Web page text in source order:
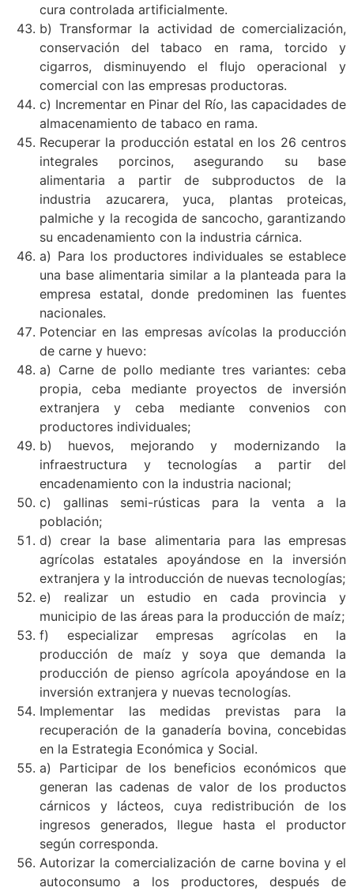
cura controlada artificialmente.
b) Transformar la actividad de comercialización,
conservación del tabaco en rama, torcido y
cigarros, disminuyendo el flujo operacional y
comercial con las empresas productoras.
c) Incrementar en Pinar del Río, las capacidades de
almacenamiento de tabaco en rama.
Recuperar la producción estatal en los 26 centros
integrales porcinos, asegurando su base
alimentaria a partir de subproductos de la
industria azucarera, yuca, plantas proteicas,
palmiche y la recogida de sancocho, garantizando
su encadenamiento con la industria cárnica.
a) Para los productores individuales se establece
una base alimentaria similar a la planteada para la
empresa estatal, donde predominen las fuentes
nacionales.
Potenciar en las empresas avícolas la producción
de carne y huevo:
a) Carne de pollo mediante tres variantes: ceba
propia, ceba mediante proyectos de inversión
extranjera y ceba mediante convenios con
productores individuales;
b) huevos, mejorando y modernizando la
infraestructura y tecnologías a partir del
encadenamiento con la industria nacional;
c) gallinas semi-rústicas para la venta a la
población;
d) crear la base alimentaria para las empresas
agrícolas estatales apoyándose en la inversión
extranjera y la introducción de nuevas tecnologías;
e) realizar un estudio en cada provincia y
municipio de las áreas para la producción de maíz;
f) especializar empresas agrícolas en la
producción de maíz y soya que demanda la
producción de pienso agrícola apoyándose en la
inversión extranjera y nuevas tecnologías.
Implementar las medidas previstas para la
recuperación de la ganadería bovina, concebidas
en la Estrategia Económica y Social.
a) Participar de los beneficios económicos que
generan las cadenas de valor de los productos
cárnicos y lácteos, cuya redistribución de los
ingresos generados, llegue hasta el productor
según corresponda.
Autorizar la comercialización de carne bovina y el
autoconsumo a los productores, después de